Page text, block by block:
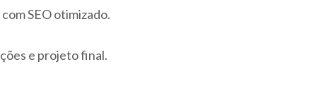
SEO otimizado.
e projeto final.